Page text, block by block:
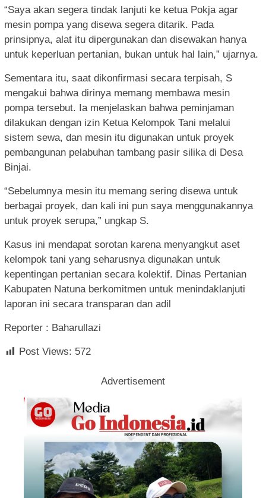
“Saya akan segera tindak lanjuti ke ketua Pokja agar
mesin pompa yang disewa segera ditarik. Pada
prinsipnya, alat itu dipergunakan dan disewakan hanya
untuk keperluan pertanian, bukan untuk hal lain,” ujarnya.
Sementara itu, saat dikonfirmasi secara terpisah, S
mengakui bahwa dirinya memang membawa mesin
pompa tersebut. Ia menjelaskan bahwa peminjaman
dilakukan dengan izin Ketua Kelompok Tani melalui
sistem sewa, dan mesin itu digunakan untuk proyek
pembangunan pelabuhan tambang pasir silika di Desa
Binjai.
“Sebelumnya mesin itu memang sering disewa untuk
berbagai proyek, dan kali ini pun saya menggunakannya
untuk proyek serupa,” ungkap S.
Kasus ini mendapat sorotan karena menyangkut aset
kelompok tani yang seharusnya digunakan untuk
kepentingan pertanian secara kolektif. Dinas Pertanian
Kabupaten Natuna berkomitmen untuk menindaklanjuti
laporan ini secara transparan dan adil
Reporter : Baharullazi
Post Views: 572
Advertisement